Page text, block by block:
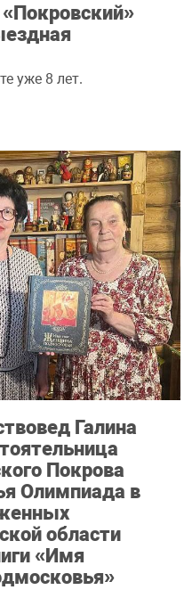
уже 8 лет.
Галина
Покрова
Олимпиада в
области
«Имя